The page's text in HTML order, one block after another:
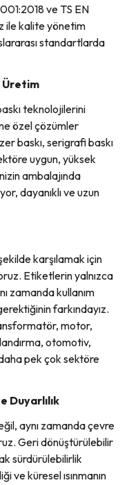
ve TS EN
ile kalite yönetim
standartlarda
Üretim
teknolojilerini
özel çözümler
baskı, serigrafi baskı
uygun, yüksek
ambalajında
dayanıklı ve uzun
karşılamak için
Etiketlerin yalnızca
zamanda kullanım
farkındayız.
motor,
otomotiv,
pek çok sektöre
Duyarlılık
aynı zamanda çevre
Geri dönüştürülebilir
sürdürülebilirlik
ve küresel ısınmanın